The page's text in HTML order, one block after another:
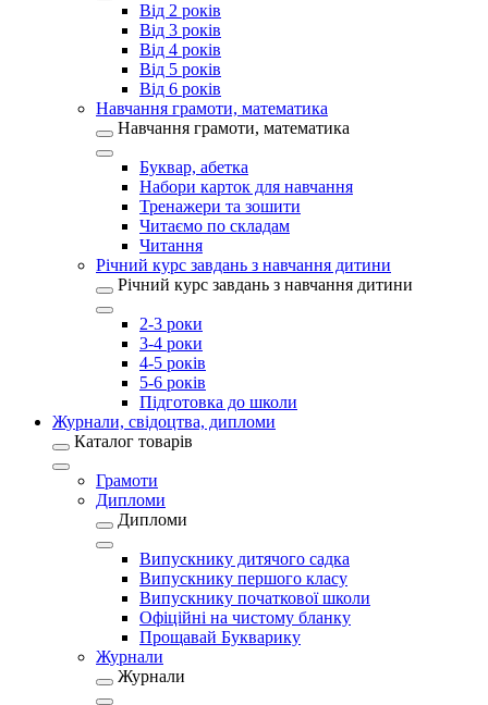
Від 2 років
Від 3 років
Від 4 років
Від 5 років
Від 6 років
Навчання грамоти, математика
Навчання грамоти, математика
Буквар, абетка
Набори карток для навчання
Тренажери та зошити
Читаємо по складам
Читання
Річний курс завдань з навчання дитини
Річний курс завдань з навчання дитини
2-3 роки
3-4 роки
4-5 років
5-6 років
Підготовка до школи
Журнали, свідоцтва, дипломи
Каталог товарів
Грамоти
Дипломи
Дипломи
Випускнику дитячого садка
Випускнику першого класу
Випускнику початкової школи
Офіційні на чистому бланку
Прощавай Букварику
Журнали
Журнали